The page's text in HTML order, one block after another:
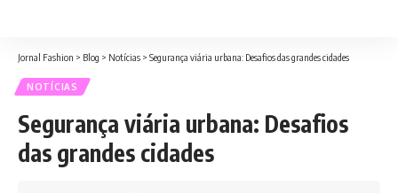
Jornal Fashion > Blog > Notícias > Segurança viária urbana: Desafios das grandes cidades
NOTÍCIAS
Segurança viária urbana: Desafios
das grandes cidades